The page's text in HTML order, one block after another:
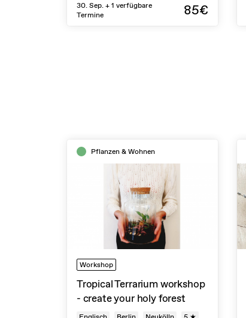
30. Sep. + 1 verfügbare
Termine
85€
Pflanzen & Wohnen
Workshop
Tropical Terrarium workshop
- create your holy forest